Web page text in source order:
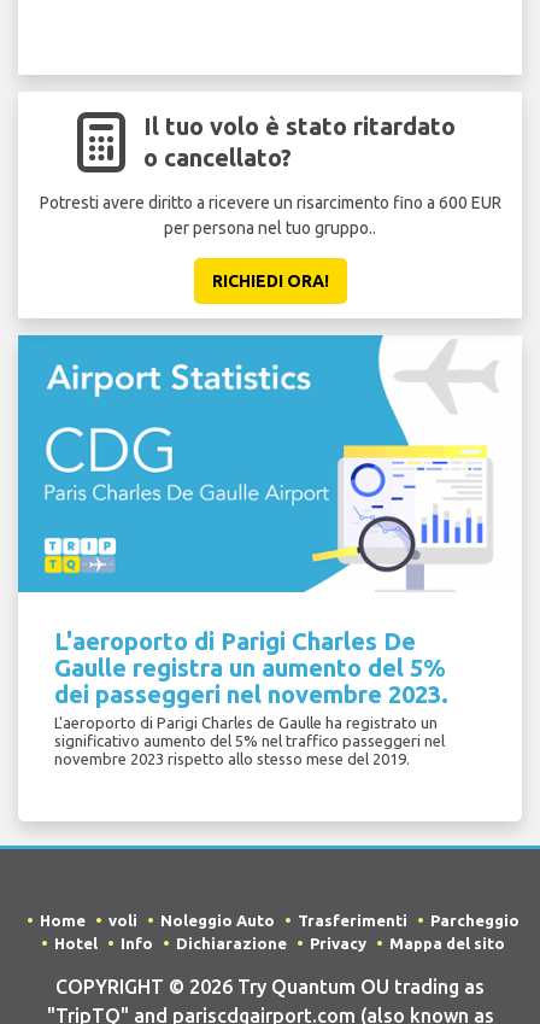
Il tuo volo è stato ritardato
o cancellato?
Potresti avere diritto a ricevere un risarcimento fino a 600 EUR
per persona nel tuo gruppo..
RICHIEDI ORA!
L'aeroporto di Parigi Charles De
Gaulle registra un aumento del 5%
dei passeggeri nel novembre 2023.
L'aeroporto di Parigi Charles de Gaulle ha registrato un
significativo aumento del 5% nel traffico passeggeri nel
novembre 2023 rispetto allo stesso mese del 2019.
Home voli Noleggio Auto Trasferimenti
Parcheggio
Hotel
Info Dichiarazione Privacy Mappa del sito
COPYRIGHT © 2026 Try Quantum OU trading as
"TripTQ" and pariscdgairport.com (also known as